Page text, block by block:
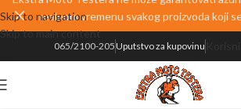
Skip to navigation
Skip to main content
realnom vremenu svakog proizvoda koji
065/2100-205Uputstvo za kupovinu